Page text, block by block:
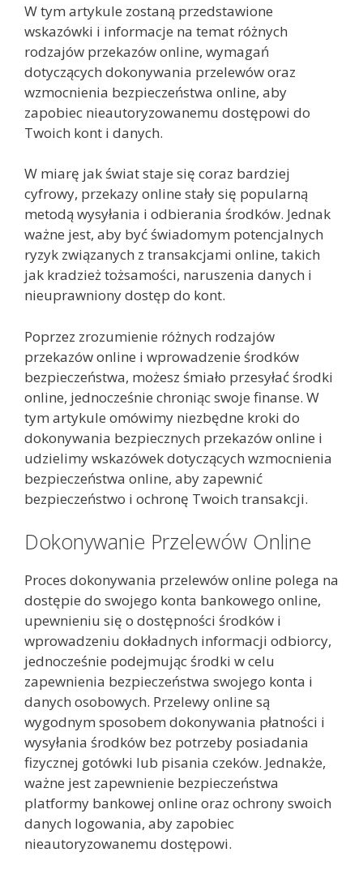
W tym artykule zostaną przedstawione
wskazówki i informacje na temat różnych
rodzajów przekazów online, wymagań
dotyczących dokonywania przelewów oraz
wzmocnienia bezpieczeństwa online, aby
zapobiec nieautoryzowanemu dostępowi do
Twoich kont i danych.
W miarę jak świat staje się coraz bardziej
cyfrowy, przekazy online stały się popularną
metodą wysyłania i odbierania środków. Jednak
ważne jest, aby być świadomym potencjalnych
ryzyk związanych z transakcjami online, takich
jak kradzież tożsamości, naruszenia danych i
nieuprawniony dostęp do kont.
Poprzez zrozumienie różnych rodzajów
przekazów online i wprowadzenie środków
bezpieczeństwa, możesz śmiało przesyłać środki
online, jednocześnie chroniąc swoje finanse. W
tym artykule omówimy niezbędne kroki do
dokonywania bezpiecznych przekazów online i
udzielimy wskazówek dotyczących wzmocnienia
bezpieczeństwa online, aby zapewnić
bezpieczeństwo i ochronę Twoich transakcji.
Dokonywanie Przelewów Online
Proces dokonywania przelewów online polega na
dostępie do swojego konta bankowego online,
upewnieniu się o dostępności środków i
wprowadzeniu dokładnych informacji odbiorcy,
jednocześnie podejmując środki w celu
zapewnienia bezpieczeństwa swojego konta i
danych osobowych. Przelewy online są
wygodnym sposobem dokonywania płatności i
wysyłania środków bez potrzeby posiadania
fizycznej gotówki lub pisania czeków. Jednakże,
ważne jest zapewnienie bezpieczeństwa
platformy bankowej online oraz ochrony swoich
danych logowania, aby zapobiec
nieautoryzowanemu dostępowi.